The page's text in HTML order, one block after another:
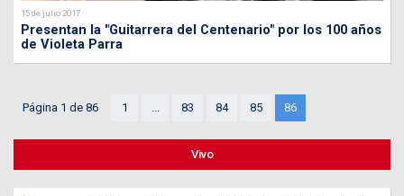
15 de julio 2017
Presentan la "Guitarrera del Centenario" por los 100 años
de Violeta Parra
Página 1 de 86 1 ... 83 84 85 86
Vivo